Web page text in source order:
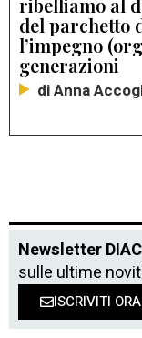
ribelliamo al
del parchetto
l’impegno
generazioni
di Anna
Newsletter DIAC
sulle ultime
ISCRIVITI ORA